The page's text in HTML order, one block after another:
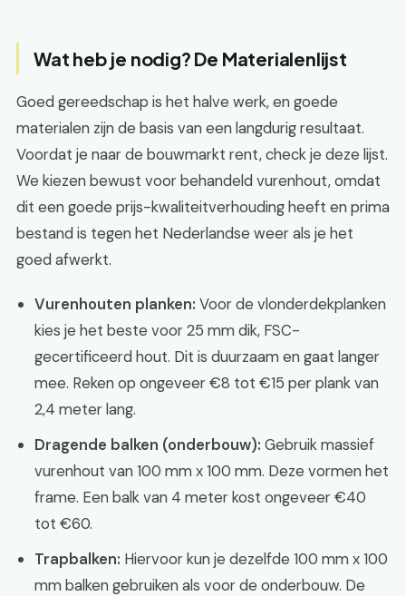
Wat heb je nodig? De Materialenlijst
Goed gereedschap is het halve werk, en goede
materialen zijn de basis van een langdurig resultaat.
Voordat je naar de bouwmarkt rent, check je deze lijst.
We kiezen bewust voor behandeld vurenhout, omdat
dit een goede prijs-kwaliteitverhouding heeft en prima
bestand is tegen het Nederlandse weer als je het
goed afwerkt.
Vurenhouten planken: Voor de vlonderdekplanken
kies je het beste voor 25 mm dik, FSC-
gecertificeerd hout. Dit is duurzaam en gaat langer
mee. Reken op ongeveer €8 tot €15 per plank van
2,4 meter lang.
Dragende balken (onderbouw): Gebruik massief
vurenhout van 100 mm x 100 mm. Deze vormen het
frame. Een balk van 4 meter kost ongeveer €40
tot €60.
Trapbalken: Hiervoor kun je dezelfde 100 mm x 100
mm balken gebruiken als voor de onderbouw. De